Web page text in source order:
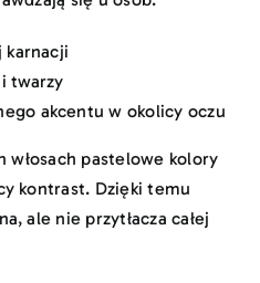
karnacji
twarzy
akcentu w okolicy oczu
włosach pastelowe kolory
kontrast. Dzięki temu
ale nie przytłacza całej